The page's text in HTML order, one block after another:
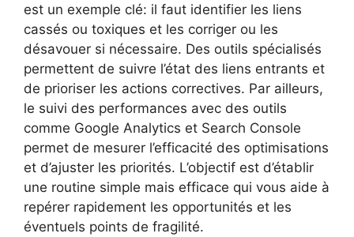
est un exemple clé: il faut identifier les liens
cassés ou toxiques et les corriger ou les
désavouer si nécessaire. Des outils spécialisés
permettent de suivre l’état des liens entrants et
de prioriser les actions correctives. Par ailleurs,
le suivi des performances avec des outils
comme Google Analytics et Search Console
permet de mesurer l’efficacité des optimisations
et d’ajuster les priorités. L’objectif est d’établir
une routine simple mais efficace qui vous aide à
repérer rapidement les opportunités et les
éventuels points de fragilité.